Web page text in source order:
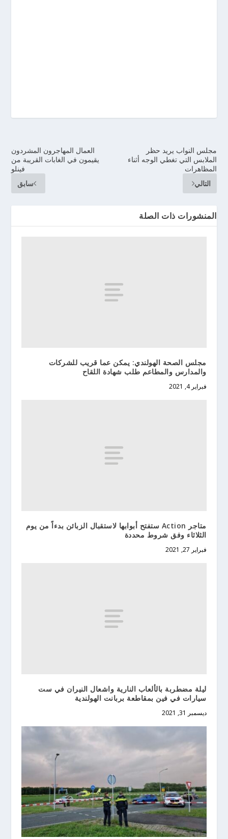
العمال المهاجرون المشردون
يقيمون في الغابات القريبة من
فينلو
سابق
مجلس النواب يريد حظر
الملابس التي تغطي الوجه أثناء
المظاهرات
التالي
المنشورات ذات الصلة
مجلس الصحة الهولندي: يمكن عما قريب للشركات
والمدارس والمطاعم طلب شهادة اللقاح
فبراير 4, 2021
متاجر Action ستفتح أبوابها لاستقبال الزبائن بدءاً من يوم
الثلاثاء وفق شروط محددة
فبراير 27, 2021
ليلة مضطربة بالألعاب النارية واشعال النيران في ست
سيارات في فين بمقاطعة بربانت الهولندية
ديسمبر 31, 2021